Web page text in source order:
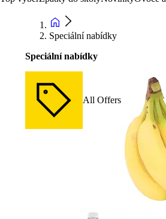
Speciální nabídky
Speciální nabídky
All Offers